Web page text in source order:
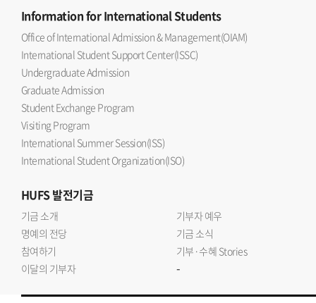
Informationfor International Students
Office of International Admission & Management(OIAM)
International Student Support Center(ISSC)
Undergraduate Admission
Graduate Admission
Student Exchange Program
Visiting Program
International Summer Session(ISS)
International Student Organization(ISO)
HUFS발전기금
기금 소개
기부자 예우
명예의 전당
기금 소식
참여하기
기부·수혜 Stories
이달의 기부자
-